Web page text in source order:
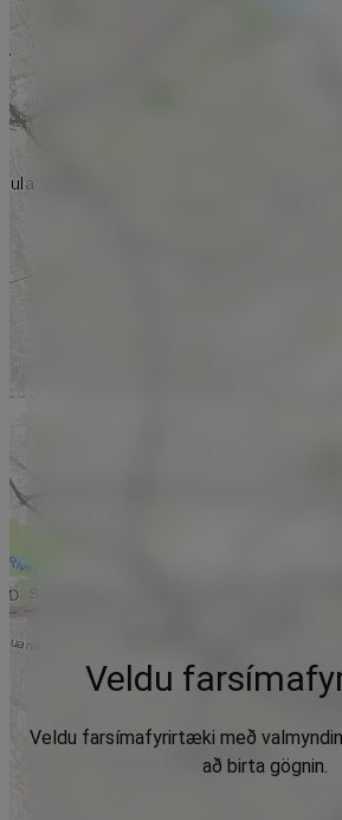
Veldu
Veldu farsímafyrirtæki með
að birta gögnin.